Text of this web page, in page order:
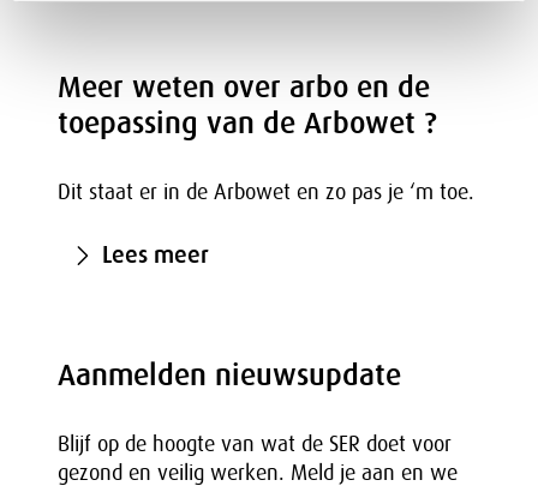
Meer weten over arbo en de
toepassing van de Arbowet ?
Dit staat er in de Arbowet en zo pas je ‘m toe.
Lees meer
Aanmelden nieuwsupdate
Blijf op de hoogte van wat de SER doet voor
gezond en veilig werken. Meld je aan en we